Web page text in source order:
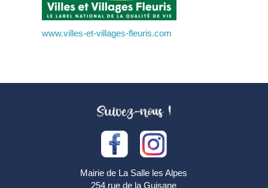
www.villes-et-villages-fleuris.com
Mairie de La Salle les Alpes
254 rue de la Guisane